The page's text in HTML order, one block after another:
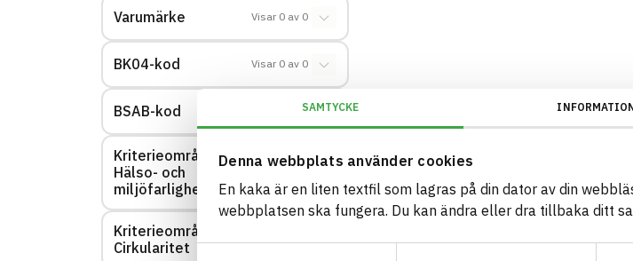
SAMTYCKE
Denna webbplats använder cookies
En kaka är en liten textfil som lagras på din dator av din
webbplatsen ska fungera. Du kan ändra eller dra tillbaka ditt
Varumärke Visar 0 av 0
BK04-kod Visar 0 av 0
BSAB-kod 0
Kriterieområde:
Hälso- och
miljöfarlighet
0
Kriterieområde:
Cirkularitet